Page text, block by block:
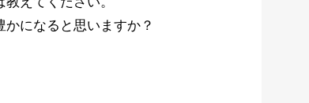
になると思いますか？